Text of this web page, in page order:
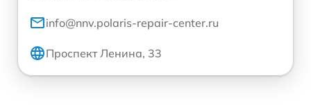
info@nnv.polaris-repair-center.ru
Проспект Ленина, 33